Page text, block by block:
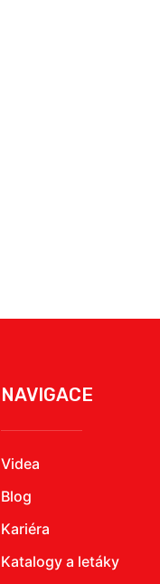
NAVIGACE
Videa
Blog
Kariéra
Katalogy a letáky